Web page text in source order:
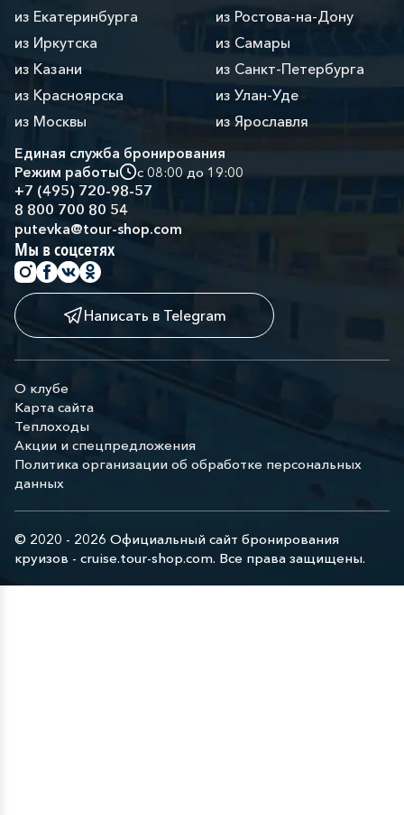
из Екатеринбурга
из Иркутска
из Казани
из Красноярска
из Москвы
из Ростова-на-Дону
из Самары
из Санкт-Петербурга
из Улан-Уде
из Ярославля
Единая служба бронирования
Режим работы
с 08:00 до 19:00
+7 (495) 720-98-57
8 800 700 80 54
putevka@tour-shop.com
Мы в соцсетях
Написать в Telegram
О клубе
Карта сайта
Теплоходы
Акции и спецпредложения
Политика организации об обработке персональных
данных
© 2020 - 2026 Официальный сайт бронирования
круизов - cruise.tour-shop.com. Все права защищены.